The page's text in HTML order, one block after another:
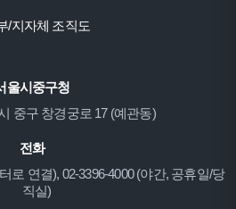
/지자체 조직도
울시중구청
중구 창경궁로 17 (예관동)
전화
로 연결), 02-3396-4000 (야간, 공휴일/당
직실)